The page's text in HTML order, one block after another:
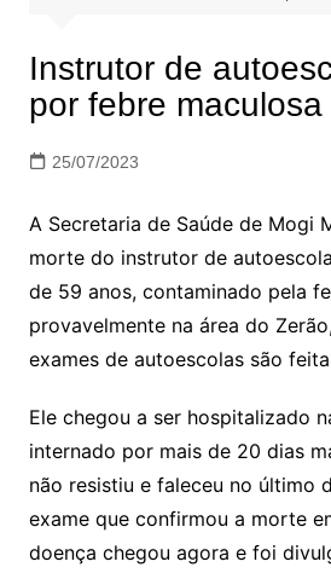
Instrutor de
por febre maculosa
25/07/2023
A Secretaria de Saúde de Mogi
morte do instrutor de
de 59 anos, contaminado pela
provavelmente na área do
exames de autoescolas são
Ele chegou a ser hospitalizado
internado por mais de 20 dias
não resistiu e faleceu no último
exame que confirmou a morte
doença chegou agora e foi